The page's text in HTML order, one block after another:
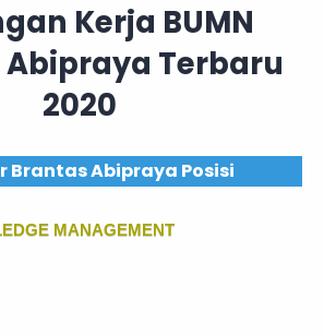
Kerja BUMN
Terbaru
2020
Brantas Abipraya Posisi
MANAGEMENT